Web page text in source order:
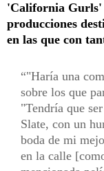
'California Gurls'
producciones
en las que con
"Haría una
sobre los que
"Tendría que
Slate, con un
boda de mi
en la calle